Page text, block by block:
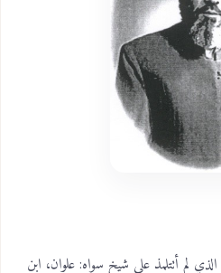
لم أتتلمذ على شيخ سواه: علوان، ابن